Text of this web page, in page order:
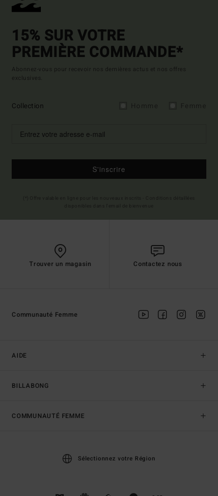
15% SUR VOTRE
PREMIÈRE COMMANDE*
Abonnez-vous pour recevoir nos dernières actus et nos offres
exclusives.
Collection
S'inscrire
Trouver un magasin Contactez nous
AIDE
BILLABONG
Communauté Femme
COMMUNAUTÉ FEMME
Sélectionnez votre Région